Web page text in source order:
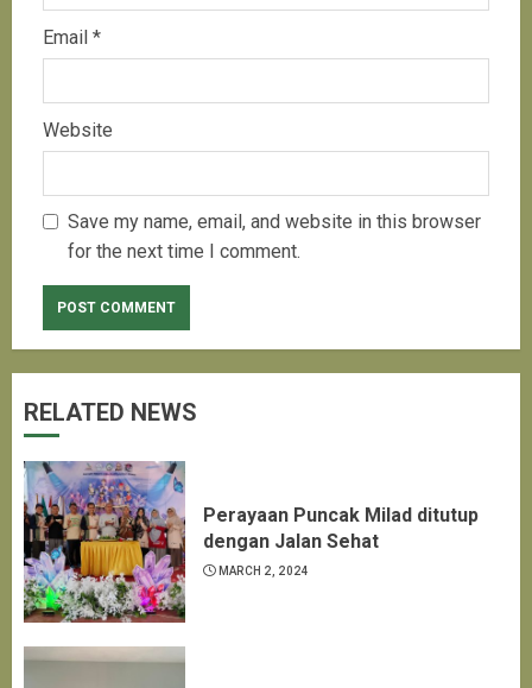
Email *
Website
Save my name, email, and website in this browser
for the next time I comment.
RELATED NEWS
Perayaan Puncak Milad ditutup
dengan Jalan Sehat
MARCH 2, 2024